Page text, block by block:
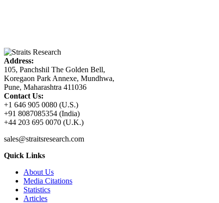
Address:
105, Panchshil The Golden Bell,
Koregaon Park Annexe, Mundhwa,
Pune, Maharashtra 411036
Contact Us:
+1 646 905 0080 (U.S.)
+91 8087085354 (India)
+44 203 695 0070 (U.K.)
sales@straitsresearch.com
Quick Links
About Us
Media Citations
Statistics
Articles